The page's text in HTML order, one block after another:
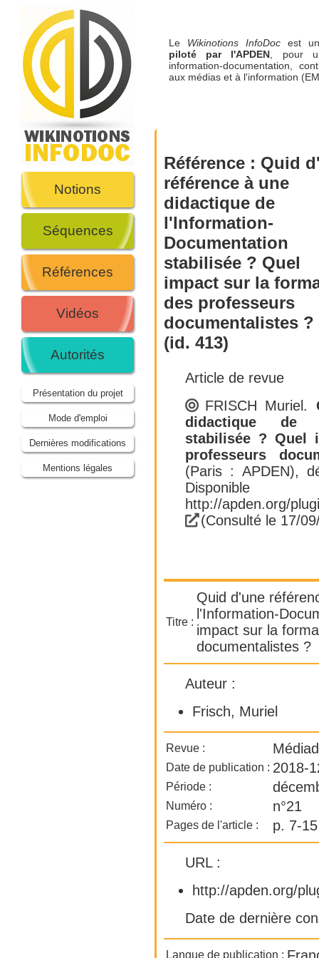
Notions
Séquences
Références
Vidéos
Autorités
Présentation du projet
Mode d'emploi
Dernières modifications
Mentions légales
Le Wikinotions InfoDoc est
piloté par l'APDEN, pour
information-documentation,
aux médias et à l'information
Référence : Quid
référence à une
didactique de
l'Information-
Documentation
stabilisée ? Quel
impact sur la
des professeurs
documentalistes ?
(id. 413)
Article de revue
FRISCH Muriel .
didactique de
stabilisée ? Quel
professeurs
(Paris : APDEN),
http://apden.org/
(Consulté le 17/
Titre :
Quid d'une
l'Information-
impact sur la
documentalistes ?
Auteur :
Frisch, Muriel
Revue :
Date de publication : 2018-
Période :
Numéro : n°21
Pages de l'article : p. 7-15
URL :
http://apden.org/
Date de dernière
Langue de publication :